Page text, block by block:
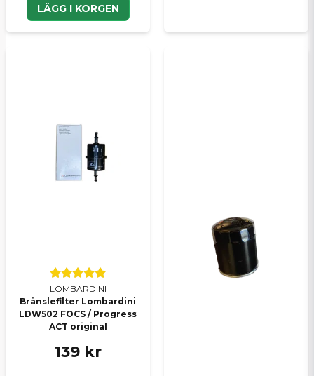
LÄGG I KORGEN
LOMBARDINI
Bränslefilter Lombardini
LDW502 FOCS / Progress
ACT original
139 kr